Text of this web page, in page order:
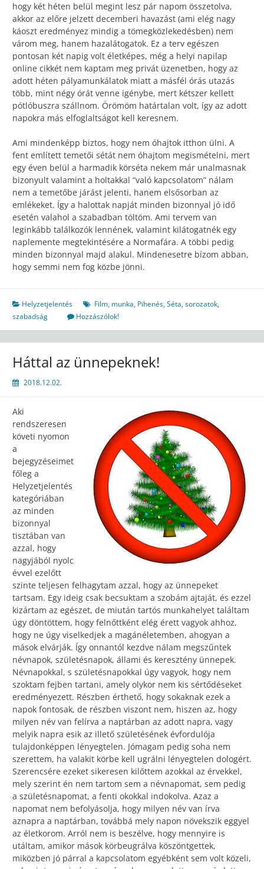
hogy két héten belül megint lesz pár napom összetolva,
akkor az előre jelzett decemberi havazást (ami elég nagy
káoszt eredményez mindig a tömegközlekedésben) nem
várom meg, hanem hazalátogatok. Ez a terv egészen
pontosan két napig volt életképes, még a helyi napilap
online cikkét nem kaptam meg privát üzenetben, hogy az
adott héten pályamunkálatok miatt a másfél órás utazás
több, mint négy órát venne igénybe, mert kétszer kellett
pótlóbuszra szállnom. Örömöm határtalan volt, így az adott
napokra más elfoglaltságot kell keresnem.
Ami mindenképp biztos, hogy nem óhajtok itthon ülni. A
fent említett temetői sétát nem óhajtom megismételni, mert
egy éven belül a harmadik körséta nekem már unalmasnak
bizonyult valamint a holtakkal “való kapcsolatom” nálam
nem a temetőbe járást jelenti, hanem elsősorban az
emlékeket. Így a halottak napját minden bizonnyal jó idő
esetén valahol a szabadban töltöm. Ami tervem van
leginkább találkozók lennének, valamint kilátogatnék egy
naplemente megtekintésére a Normafára. A többi pedig
minden bizonnyal majd alakul. Mindenesetre bízom abban,
hogy semmi nem fog közbe jönni.
Helyzetjelentés Film, munka, Pihenés,Séta,sorozatok,
szabadság
Hozzászólok!
Háttal az ünnepeknek!
2018.12.02.
Aki
rendszeresen
követi nyomon
a
bejegyzéseimet
főleg a
Helyzetjelentés
kategóriában
az minden
bizonnyal
tisztában van
azzal, hogy
nagyjából nyolc
évvel ezelőtt
szinte teljesen felhagytam azzal, hogy az ünnepeket
tartsam. Egy ideig csak becsuktam a szobám ajtaját, és ezzel
kizártam az egészet, de miután tartós munkahelyet találtam
úgy döntöttem, hogy felnőttként elég érett vagyok ahhoz,
hogy ne úgy viselkedjek a magánéletemben, ahogyan a
mások elvárják. Így onnantól kezdve nálam megszűntek
névnapok, születésnapok, állami és keresztény ünnepek.
Névnapokkal, s születésnapokkal úgy vagyok, hogy nem
szoktam fejben tartani, amely olykor nem kis sértődéseket
eredményezett. Részben érthető, hogy sokaknak ezek a
napok fontosak, de részben viszont nem, hiszen az, hogy
milyen név van felírva a naptárban az adott napra, vagy
melyik napra esik az illető születésének évfordulója
tulajdonképpen lényegtelen. Jómagam pedig soha nem
szerettem, ha valakit körbe kell ugrálni lényegtelen dologért.
Szerencsére ezeket sikeresen kilőttem azokkal az érvekkel,
mely szerint én nem tartom sem a névnapomat, sem pedig
a születésnapomat, a fenti okokkal indokolva. Azaz a
napomat nem befolyásolja, hogy milyen név van írva
aznapra a naptárban, továbbá mely napon növekszik eggyel
az életkorom. Arról nem is beszélve, hogy mennyire is
utáltam, amikor mások körbeugrálva köszöntgettek,
miközben jó párral a kapcsolatom egyébként sem volt közeli,